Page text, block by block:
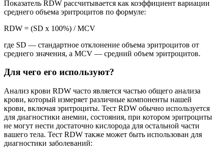
Показатель RDW рассчитывается как коэффициент вариации
среднего объема эритроцитов по формуле:
RDW = (SD x 100%) / MCV
где SD — стандартное отклонение объема эритроцитов от
среднего значения, а MCV — средний объем эритроцитов.
Для чего его используют?
Анализ крови RDW часто является частью общего анализа
крови, который измеряет различные компоненты нашей
крови, включая эритроциты. Тест RDW обычно используется
для диагностики анемии, состояния, при котором эритроциты
не могут нести достаточно кислорода для остальной части
вашего тела. Тест RDW также может быть использован для
диагностики заболеваний: